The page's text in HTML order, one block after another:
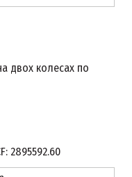
двох колесах по
2895592.60